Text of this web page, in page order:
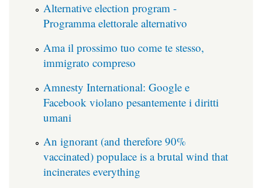
Alternative election program -
Programma elettorale alternativo
Ama il prossimo tuo come te stesso,
immigrato compreso
Amnesty International: Google e
Facebook violano pesantemente i diritti
umani
An ignorant (and therefore 90%
vaccinated) populace is a brutal wind that
incinerates everything